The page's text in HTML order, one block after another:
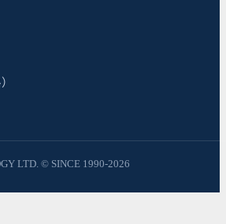
LTD. © SINCE 1990-2026